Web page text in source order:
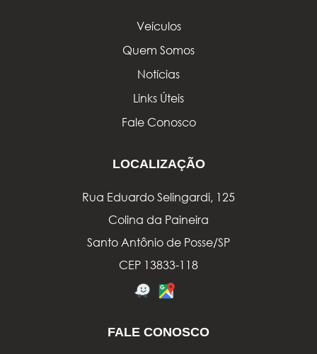
Veículos
Quem Somos
Notícias
Links Úteis
Fale Conosco
LOCALIZAÇÃO
Rua Eduardo Selingardi, 125
Colina da Paineira
Santo Antônio de Posse/SP
CEP 13833-118
FALE CONOSCO